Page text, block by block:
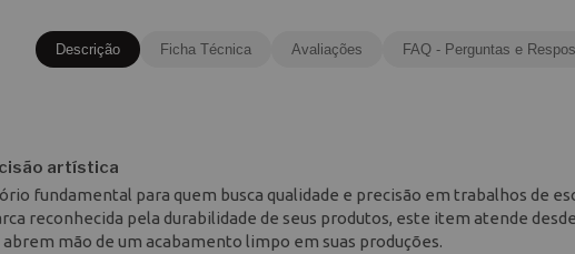
Descrição Ficha Técnica Avaliações FAQ - Perguntas e
artística
fundamental para quem busca qualidade e precisão em trabalhos de
reconhecida pela durabilidade de seus produtos, este item atende desde
mão de um acabamento limpo em suas produções.